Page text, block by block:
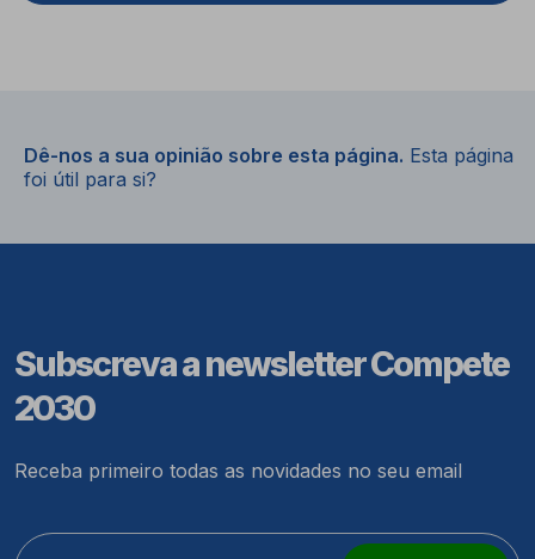
Dê-nos a sua opinião sobre esta página. Esta página
foi útil para si?
Subscreva a newsletter Compete
2030
Receba primeiro todas as novidades no seu email